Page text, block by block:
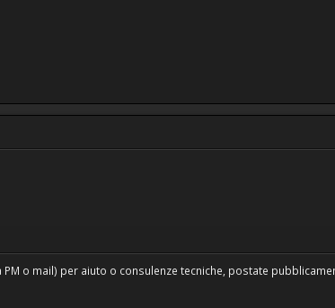
o mail) per aiuto o consulenze tecniche, postate